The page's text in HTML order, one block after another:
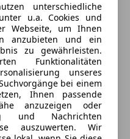
unterschiedliche
u.a. Cookies und
Webseite, um Ihnen
anzubieten und ein
zu gewährleisten.
Funktionalitäten
unseres
bei einem
Ihnen passende
anzuzeigen oder
und Nachrichten
auszuwerten. Wir